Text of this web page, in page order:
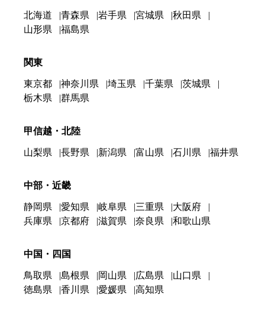
北海道 青森県 岩手県 宮城県
秋田県
山形県
福島県
関東
東京都 神奈川県 埼玉県 千葉県
茨城県
栃木県
群馬県
甲信越・北陸
山梨県 長野県 新潟県 富山県 石川県 福井県
中部・近畿
静岡県 愛知県 岐阜県 三重県
大阪府
兵庫県
京都府 滋賀県 奈良県 和歌山県
中国・四国
鳥取県 島根県 岡山県 広島県
山口県
徳島県
香川県 愛媛県 高知県